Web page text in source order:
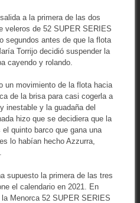
a la primera de las dos
veleros de 52 SUPER SERIES
segundos antes de que la flota
Torrijo decidió suspender la
cayendo y rolando.
un movimiento de la flota hacia
de la brisa para casi cogerla a
inestable y la guadaña del
hizo que se decidiera que la
quinto barco que gana una
lo habían hecho Azzurra,
supuesto la primera de las tres
el calendario en 2021. En
Menorca 52 SUPER SERIES